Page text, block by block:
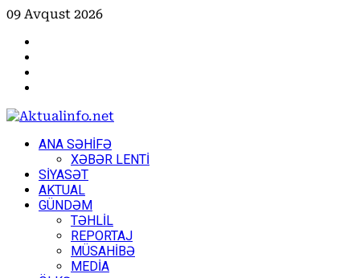
Skip
content
09 Avqust 2026
PrimaryANA SƏHİFƏ
XƏBƏR LENTİ
SİYASƏT
AKTUAL
GÜNDƏM
TƏHLİL
REPORTAJ
MÜSAHİBƏ
MEDİA